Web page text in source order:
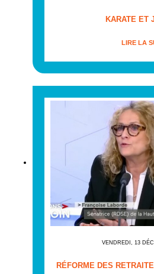
KARATE ET
LIRE LA
VENDREDI, 13
RÉFORME DES